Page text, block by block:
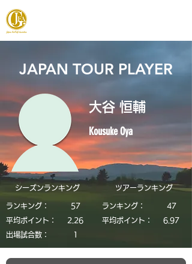
JAPAN TOUR PLAYER
大谷 恒輔
Kousuke Oya
シーズンランキング
ランキング：
57
平均ポイント：
2.26
​出場試合数：
1
​ツアーランキング
ランキング：
47
平均ポイント：
6.97